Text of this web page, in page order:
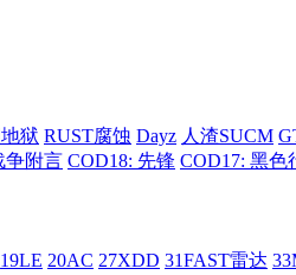
狱 RUST腐蚀 Dayz 人渣SUCM
争附言 COD18: 先锋 COD17: 黑色
19LE 20AC 27XDD 31FAST雷达